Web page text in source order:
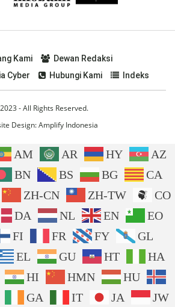
Kami
Dewan Redaksi
Cyber
Hubungi Kami Indeks
- All Rights Reserved.
Design:Amplify Indonesia
AM AR HY
AZ
BN BS BG
CA
ZH-CN ZH-TW
CO
DA NL EN
EO
FI FR FY
GL
EL GU HT
HA
HI HMN
HU
GA IT JA
JW